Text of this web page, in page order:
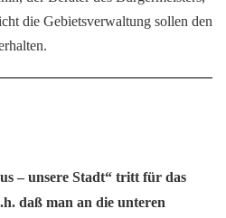
die Gebietsverwaltung sollen den
– unsere Stadt“ tritt für das
daß man an die unteren